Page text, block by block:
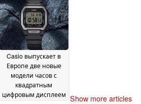
Casio выпускает в
Европе две новые
модели часов с
квадратным
цифровым дисплеем Show more articles